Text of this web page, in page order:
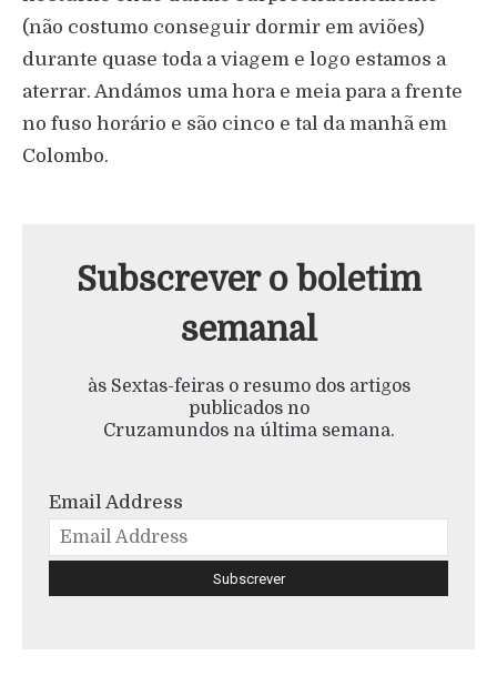
(não costumo conseguir dormir em aviões)
durante quase toda a viagem e logo estamos a
aterrar. Andámos uma hora e meia para a frente
no fuso horário e são cinco e tal da manhã em
Colombo.
Subscrever o boletim
semanal
às Sextas-feiras o resumo dos artigos
publicados no
Cruzamundos na última semana.
Email Address